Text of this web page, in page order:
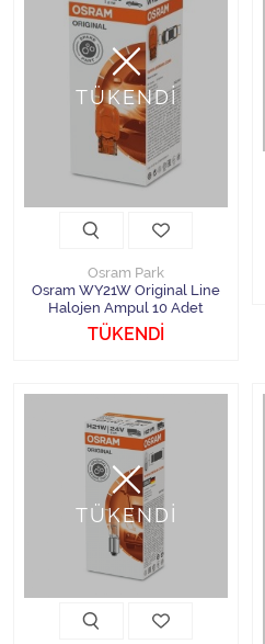
TÜKENDİ
Osram Park
Osram WY21W Original Line
Halojen Ampul 10 Adet
TÜKENDİ
TÜKENDİ